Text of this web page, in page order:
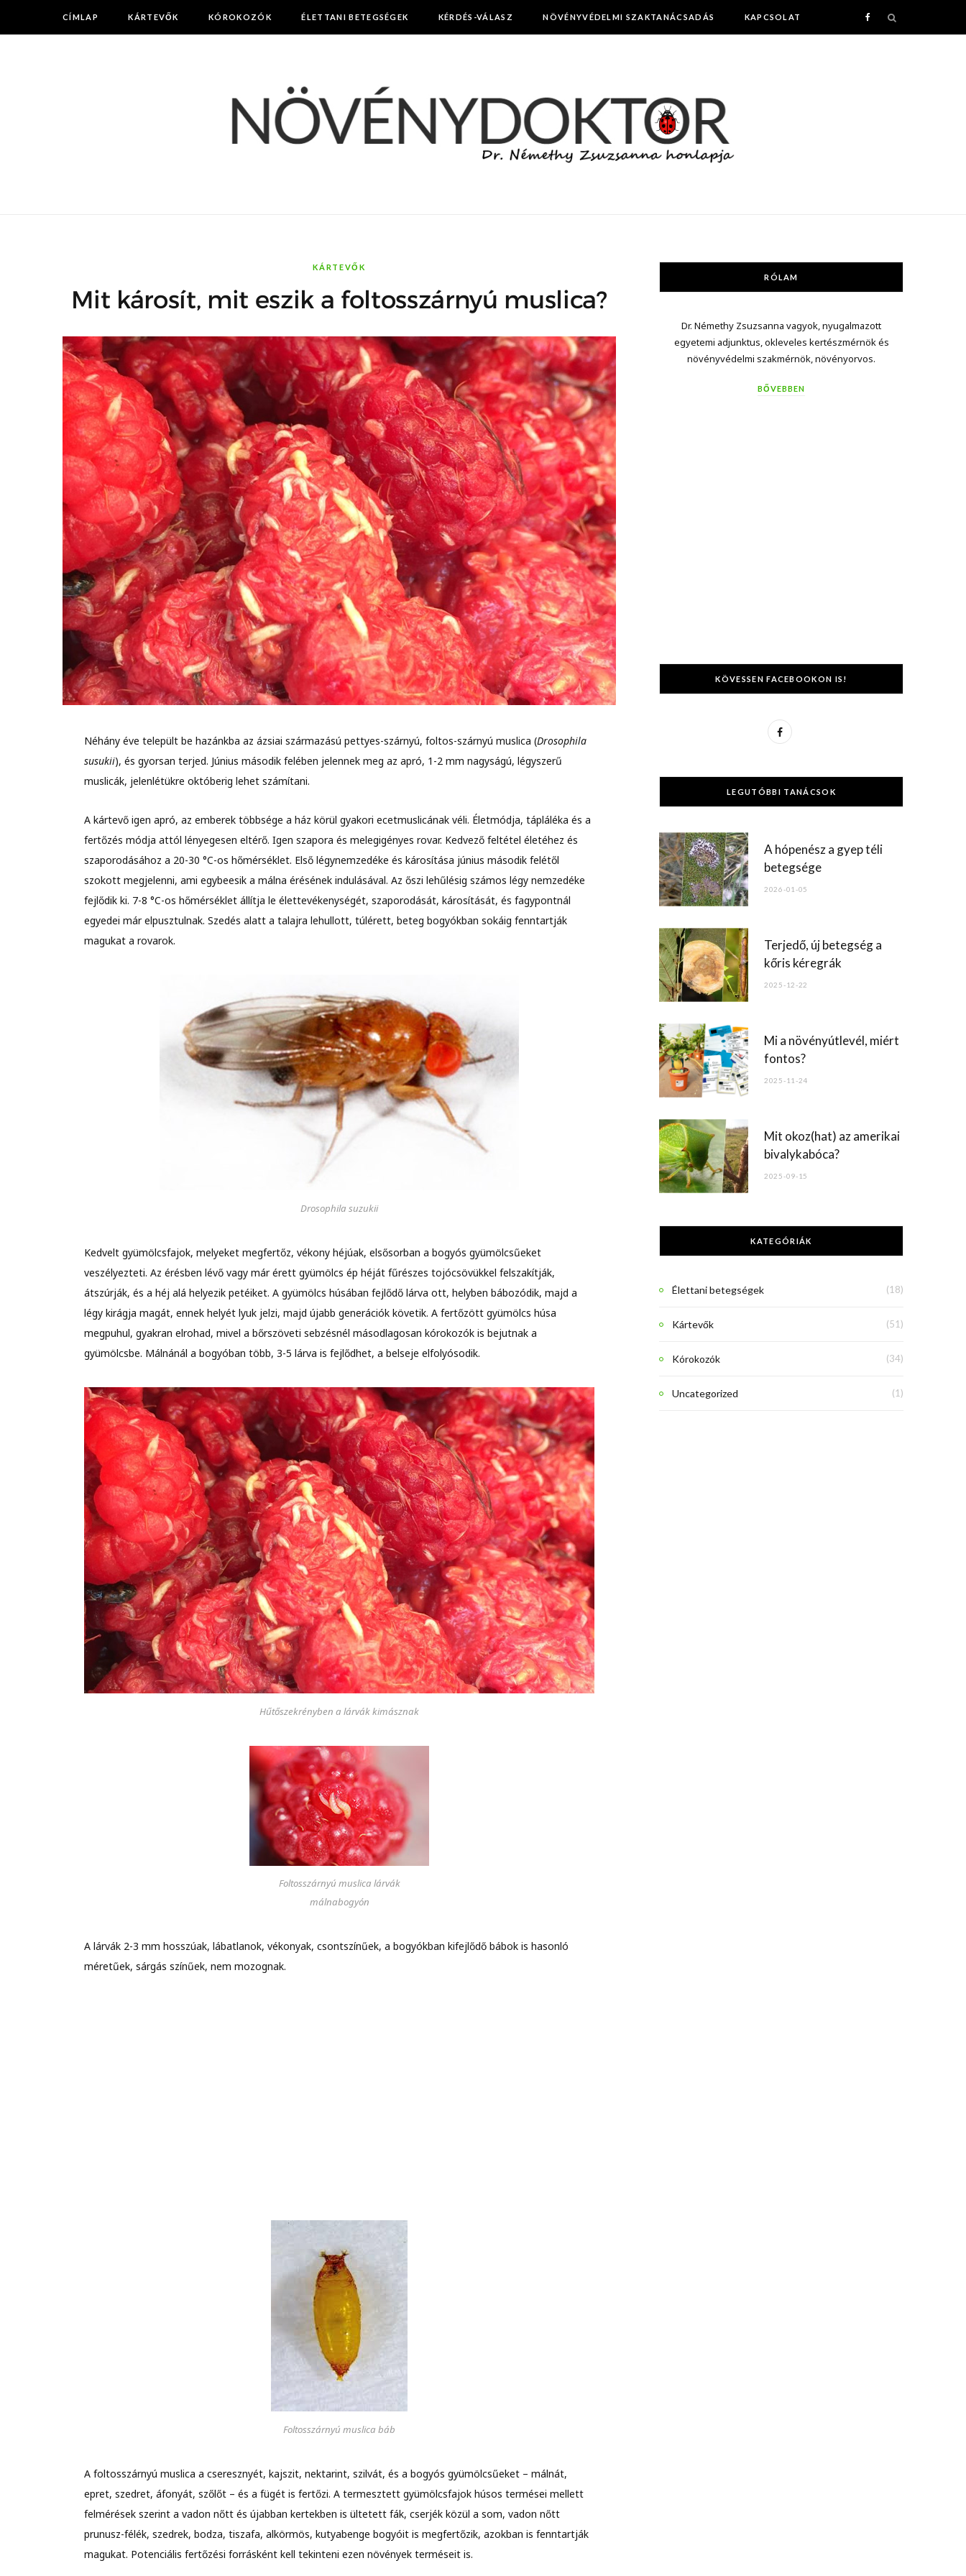
CÍMLAP KÁRTEVŐK KÓROKOZÓK ÉLETTANI BETEGSÉGEK KÉRDÉS-VÁLASZ NÖVÉNYVÉDELMI SZAKTANÁCSADÁS KAPCSOLAT
KÁRTEVŐK
Mit károsít, mit eszik a foltosszárnyú muslica?
Néhány éve települt be hazánkba az ázsiai származású pettyes-szárnyú, foltos-szárnyú muslica (Drosophila
susukii), és gyorsan terjed. Június második felében jelennek meg az apró, 1-2 mm nagyságú, légyszerű
muslicák, jelenlétükre októberig lehet számítani.
A kártevő igen apró, az emberek többsége a ház körül gyakori ecetmuslicának véli. Életmódja, tápláléka és a
fertőzés módja attól lényegesen eltérő. Igen szapora és melegigényes rovar. Kedvező feltétel életéhez és
szaporodásához a 20-30 °C-os hőmérséklet. Első légynemzedéke és károsítása június második felétől
szokott megjelenni, ami egybeesik a málna érésének indulásával. Az őszi lehűlésig számos légy nemzedéke
fejlődik ki. 7-8 °C-os hőmérséklet állítja le élettevékenységét, szaporodását, károsítását, és fagypontnál
egyedei már elpusztulnak. Szedés alatt a talajra lehullott, túlérett, beteg bogyókban sokáig fenntartják
magukat a rovarok.
Drosophila suzukii
Kedvelt gyümölcsfajok, melyeket megfertőz, vékony héjúak, elsősorban a bogyós gyümölcsűeket
veszélyezteti. Az érésben lévő vagy már érett gyümölcs ép héját fűrészes tojócsövükkel felszakítják,
átszúrják, és a héj alá helyezik petéiket. A gyümölcs húsában fejlődő lárva ott, helyben bábozódik, majd a
légy kirágja magát, ennek helyét lyuk jelzi, majd újabb generációk követik. A fertőzött gyümölcs húsa
megpuhul, gyakran elrohad, mivel a bőrszöveti sebzésnél másodlagosan kórokozók is bejutnak a
gyümölcsbe. Málnánál a bogyóban több, 3-5 lárva is fejlődhet, a belseje elfolyósodik.
Hűtőszekrényben a lárvák kimásznak
Foltosszárnyú muslica lárvák
málnabogyón
A lárvák 2-3 mm hosszúak, lábatlanok, vékonyak, csontszínűek, a bogyókban kifejlődő bábok is hasonló
méretűek, sárgás színűek, nem mozognak.
Foltosszárnyú muslica báb
A foltosszárnyú muslica a cseresznyét, kajszit, nektarint, szilvát, és a bogyós gyümölcsűeket – málnát,
epret, szedret, áfonyát, szőlőt – és a fügét is fertőzi. A termesztett gyümölcsfajok húsos termései mellett
felmérések szerint a vadon nőtt és újabban kertekben is ültetett fák, cserjék közül a som, vadon nőtt
prunusz-félék, szedrek, bodza, tiszafa, alkörmös, kutyabenge bogyóit is megfertőzik, azokban is fenntartják
magukat. Potenciális fertőzési forrásként kell tekinteni ezen növények terméseit is.
RÓLAM
Dr. Némethy Zsuzsanna vagyok, nyugalmazott
egyetemi adjunktus, okleveles kertészmérnök és
növényvédelmi szakmérnök, növényorvos.
BŐVEBBEN
KÖVESSEN FACEBOOKON IS!
F
c
e
o
LEGUTÓBBI TANÁCSOK
A hópenész a gyep téli
betegsége
2026-01-05
Terjedő, új betegség a
kőris kéregrák
2025-12-22
Mi a növényútlevél, miért
fontos?
2025-11-24
Mit okoz(hat) az amerikai
bivalykabóca?
2025-09-15
KATEGÓRIÁK
Élettani betegségek (18)
Kártevők (51)
Kórokozók (34)
Uncategorized (1)